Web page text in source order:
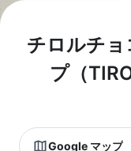
チロルチョ
プ（
Google マップ